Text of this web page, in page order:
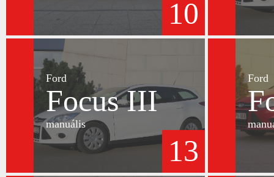
10
Ford
Focus III
manuális
13
Ford